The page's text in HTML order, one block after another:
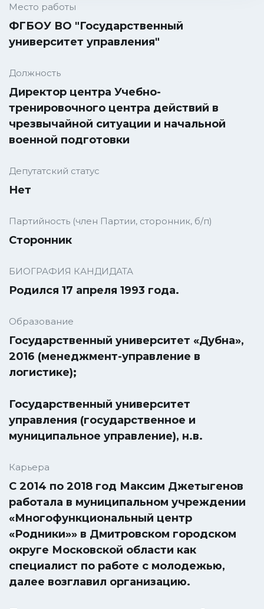
Место работы
ФГБОУ ВО "Государственный
университет управления"
Должность
Директор центра Учебно-
тренировочного центра действий в
чрезвычайной ситуации и начальной
военной подготовки
Депутатский статус
Нет
Партийность (член Партии, сторонник, б/п)
Cторонник
БИОГРАФИЯ КАНДИДАТА
Родился 17 апреля 1993 года.
Образование
Государственный университет «Дубна»,
2016 (менеджмент-управление в
логистике);
Государственный университет
управления (государственное и
муниципальное управление), н.в.
Карьера
С 2014 по 2018 год Максим Джетыгенов
работала в муниципальном учреждении
«Многофункциональный центр
«Родники»» в Дмитровском городском
округе Московской области как
специалист по работе с молодежью,
далее возглавил организацию.